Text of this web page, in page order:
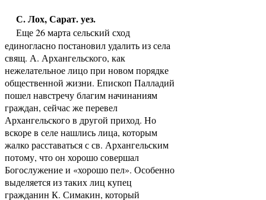
С. Лох, Сарат. уез.
Еще 26 марта сельский сход
единогласно постановил удалить из села
свящ. А. Архангельского, как
нежелательное лицо при новом порядке
общественной жизни. Епископ Палладий
пошел навстречу благим начинаниям
граждан, сейчас же перевел
Архангельского в другой приход. Но
вскоре в селе нашлись лица, которым
жалко расставаться с св. Архангельским
потому, что он хорошо совершал
Богослужение и «хорошо пел». Особенно
выделяется из таких лиц купец
гражданин К. Симакин, который